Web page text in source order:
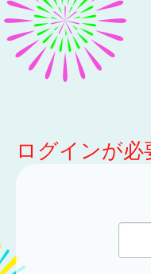
ログインが必